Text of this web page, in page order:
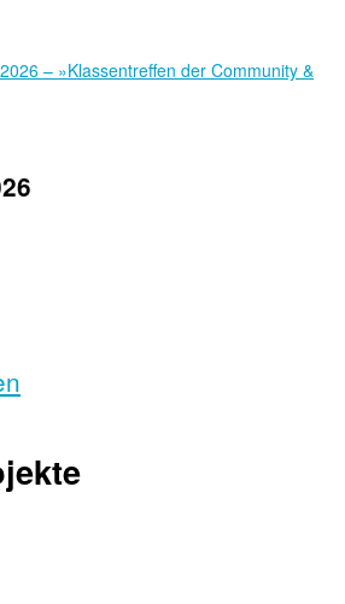
– »Klassentreffen der Community &